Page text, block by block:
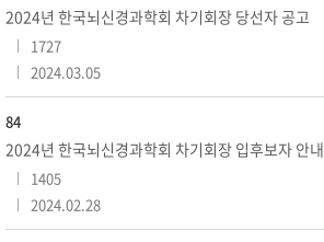
2024년 한국뇌신경과학회 차기회장 당선자 공고
1727
2024.03.05
84
2024년 한국뇌신경과학회 차기회장 입후보자 안내
1405
2024.02.28